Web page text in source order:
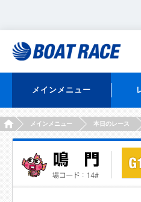
メインメニュー
HOMEメインメニュー 本日のレース